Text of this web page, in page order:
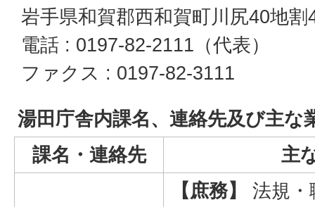
岩手県和賀郡西和賀町川尻40地割
電話 : 0197-82-2111（代表）
ファクス : 0197-82-3111
湯田庁舎内課名、連絡先及び主な
課名・連絡先
主
【庶務】
法規・